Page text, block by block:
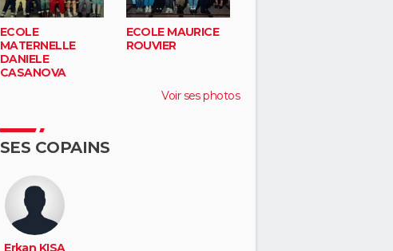
ECOLE
MATERNELLE
DANIELE
CASANOVA
ECOLE MAURICE
ROUVIER
Voir ses photos
SES COPAINS
Erkan KISA